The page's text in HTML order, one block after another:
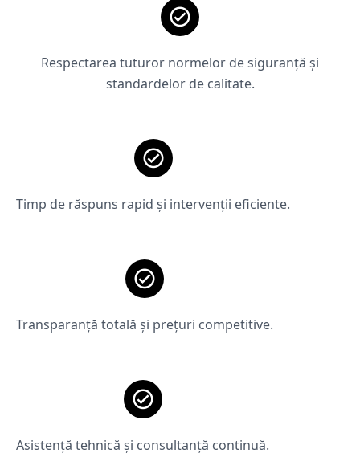
Respectarea tuturor normelor de siguranță și
standardelor de calitate.
Timp de răspuns rapid și intervenții eficiente.
Transparanță totală și prețuri competitive.
Asistență tehnică și consultanță continuă.